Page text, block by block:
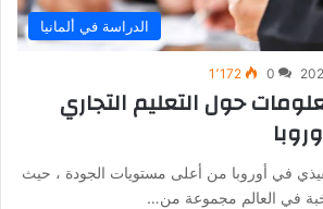
الدراسة في ألمانيا
0 1٬172
حول التعليم التجاري
في أوروبا من أعلى مستويات الجودة ، حيث
في العالم مجموعة من…